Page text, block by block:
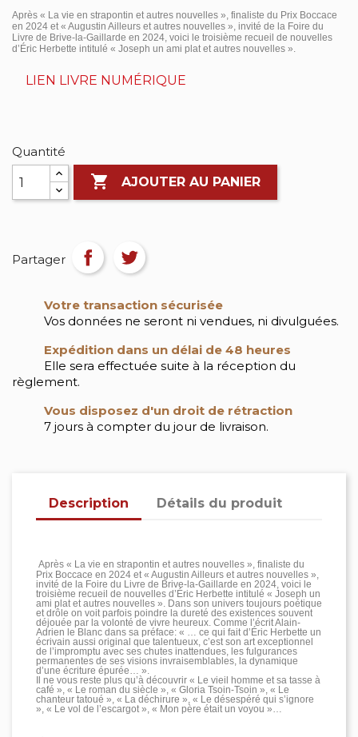
Après « La vie en strapontin et autres nouvelles », finaliste du Prix Boccace
en 2024 et « Augustin Ailleurs et autres nouvelles », invité de la Foire du
Livre de Brive-la-Gaillarde en 2024, voici le troisième recueil de nouvelles
d’Éric Herbette intitulé « Joseph un ami plat et autres nouvelles ».
LIEN LIVRE NUMÉRIQUE
Quantité
 AJOUTER AU PANIER
Partager
Votre transaction sécurisée
Vos données ne seront ni vendues, ni divulguées.
Expédition dans un délai de 48 heures
Elle sera effectuée suite à la réception du
règlement.
Vous disposez d'un droit de rétraction
7 jours à compter du jour de livraison.
Description Détails du produit
Après « La vie en strapontin et autres nouvelles », finaliste du
Prix Boccace en 2024 et « Augustin Ailleurs et autres nouvelles »,
invité de la Foire du Livre de Brive-la-Gaillarde en 2024, voici le
troisième recueil de nouvelles d’Éric Herbette intitulé « Joseph un
ami plat et autres nouvelles ». Dans son univers toujours poétique
et drôle on voit parfois poindre la dureté des existences souvent
déjouée par la volonté de vivre heureux. Comme l’écrit Alain-
Adrien le Blanc dans sa préface: « … ce qui fait d’Éric Herbette un
écrivain aussi original que talentueux, c’est son art exceptionnel
de l’impromptu avec ses chutes inattendues, les fulgurances
permanentes de ses visions invraisemblables, la dynamique
d’une écriture épurée… ».
Il ne vous reste plus qu’à découvrir « Le vieil homme et sa tasse à
café », « Le roman du siècle », « Gloria Tsoin-Tsoin », « Le
chanteur tatoué », « La déchirure », « Le désespéré qui s’ignore
», « Le vol de l’escargot », « Mon père était un voyou »…